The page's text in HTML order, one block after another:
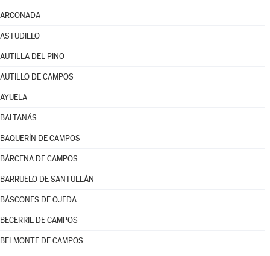
ARCONADA
ASTUDILLO
AUTILLA DEL PINO
AUTILLO DE CAMPOS
AYUELA
BALTANÁS
BAQUERÍN DE CAMPOS
BÁRCENA DE CAMPOS
BARRUELO DE SANTULLÁN
BÁSCONES DE OJEDA
BECERRIL DE CAMPOS
BELMONTE DE CAMPOS